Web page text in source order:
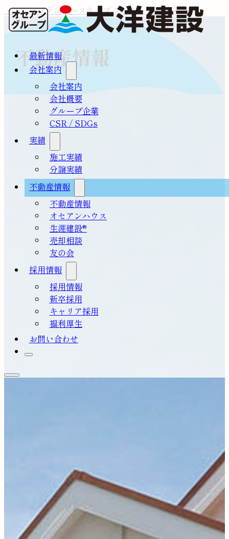
メインコンテンツへスキップフッターへスキップ
最新情報
会社案内
会社案内
会社概要
グループ企業
CSR / SDGs
実績
施工実績
分譲実績
不動産情報
不動産情報
オセアンハウス
生涯建設®
売却相談
友の会
採用情報
採用情報
新卒採用
キャリア採用
福利厚生
お問い合わせ
不動産情報